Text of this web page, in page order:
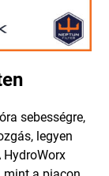
sebességre,
legyen